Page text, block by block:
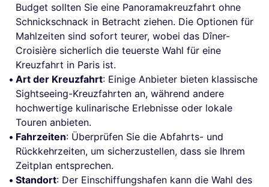
Budget sollten Sie eine Panoramakreuzfahrt ohne
Schnickschnack in Betracht ziehen. Die Optionen für
Mahlzeiten sind sofort teurer, wobei das Dîner-
Croisière sicherlich die teuerste Wahl für eine
Kreuzfahrt in Paris ist.
Art der Kreuzfahrt: Einige Anbieter bieten klassische
Sightseeing-Kreuzfahrten an, während andere
hochwertige kulinarische Erlebnisse oder lokale
Touren anbieten.
Fahrzeiten: Überprüfen Sie die Abfahrts- und
Rückkehrzeiten, um sicherzustellen, dass sie Ihrem
Zeitplan entsprechen.
Standort: Der Einschiffungshafen kann die Wahl des